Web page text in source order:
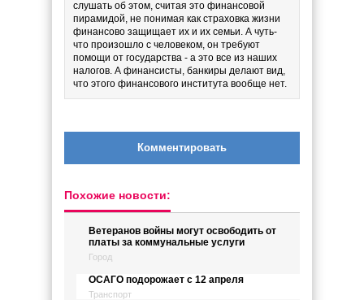
слушать об этом, считая это финансовой
пирамидой, не понимая как страховка жизни
финансово защищает их и их семьи. А чуть-
что произошло с человеком, он требуют
помощи от государства - а это все из наших
налогов. А финансисты, банкиры делают вид,
что этого финансового института вообще нет.
Комментировать
Похожие новости:
Ветеранов войны могут освободить от
платы за коммунальные услуги
Город
ОСАГО подорожает с 12 апреля
Транспорт